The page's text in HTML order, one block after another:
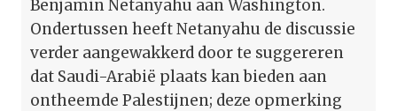
Benjamin Netanyahu aan Washington.
Ondertussen heeft Netanyahu de discussie
verder aangewakkerd door te suggereren
dat Saudi-Arabië plaats kan bieden aan
ontheemde Palestijnen; deze opmerking